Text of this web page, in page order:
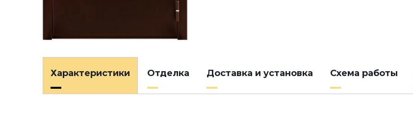
Характеристики Отделка Доставка и установка Схема работы